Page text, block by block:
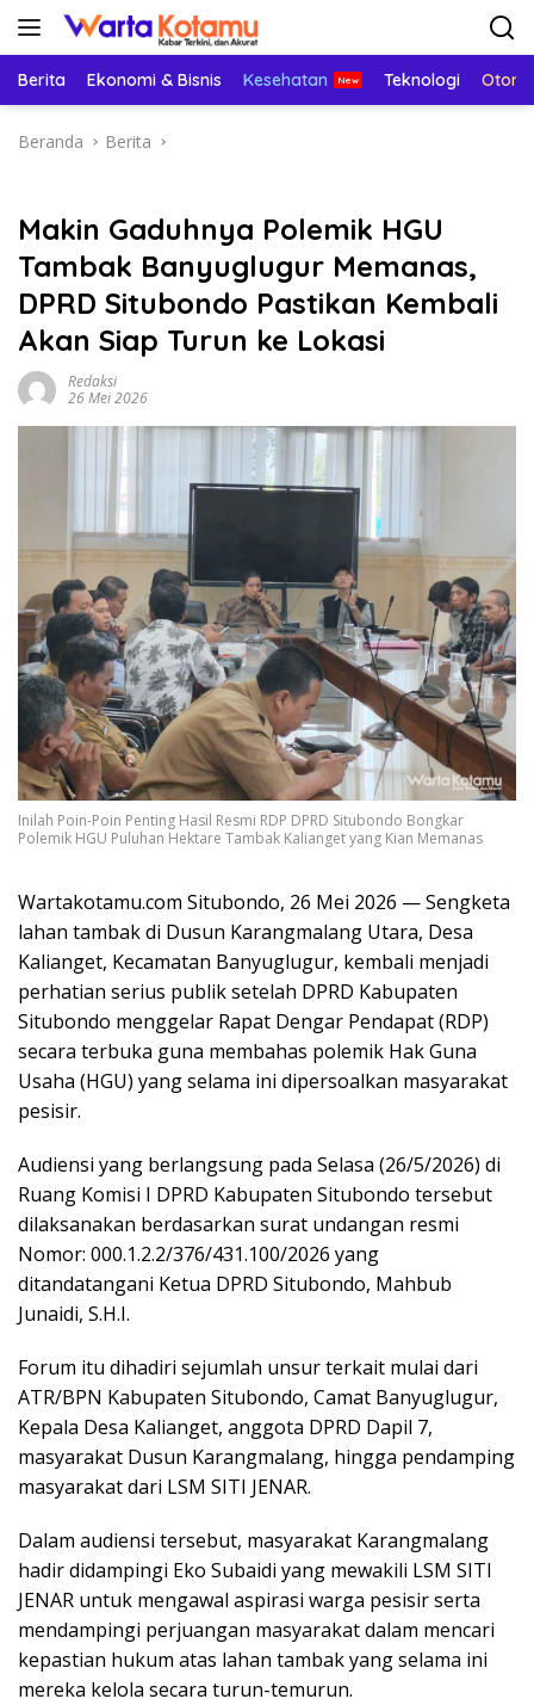
Langsung
Berita Ekonomi & Bisnis Kesehatan Teknologi
Beranda Berita
Makin Gaduhnya Polemik HGU
Tambak Banyuglugur Memanas,
DPRD Situbondo Pastikan Kembali
Akan Siap Turun ke Lokasi
Redaksi
26 Mei 2026
Inilah Poin-Poin Penting Hasil Resmi RDP DPRD Situbondo Bongkar
Polemik HGU Puluhan Hektare Tambak Kalianget yang Kian Memanas
Wartakotamu.com Situbondo, 26 Mei 2026 — Sengketa
lahan tambak di Dusun Karangmalang Utara, Desa
Kalianget, Kecamatan Banyuglugur, kembali menjadi
perhatian serius publik setelah DPRD Kabupaten
Situbondo menggelar Rapat Dengar Pendapat (RDP)
secara terbuka guna membahas polemik Hak Guna
Usaha (HGU) yang selama ini dipersoalkan masyarakat
pesisir.
Audiensi yang berlangsung pada Selasa (26/5/2026) di
Ruang Komisi I DPRD Kabupaten Situbondo tersebut
dilaksanakan berdasarkan surat undangan resmi
Nomor: 000.1.2.2/376/431.100/2026 yang
ditandatangani Ketua DPRD Situbondo, Mahbub
Junaidi, S.H.I.
Forum itu dihadiri sejumlah unsur terkait mulai dari
ATR/BPN Kabupaten Situbondo, Camat Banyuglugur,
Kepala Desa Kalianget, anggota DPRD Dapil 7,
masyarakat Dusun Karangmalang, hingga pendamping
masyarakat dari LSM SITI JENAR.
Dalam audiensi tersebut, masyarakat Karangmalang
hadir didampingi Eko Subaidi yang mewakili LSM SITI
JENAR untuk mengawal aspirasi warga pesisir serta
mendampingi perjuangan masyarakat dalam mencari
kepastian hukum atas lahan tambak yang selama ini
mereka kelola secara turun-temurun.